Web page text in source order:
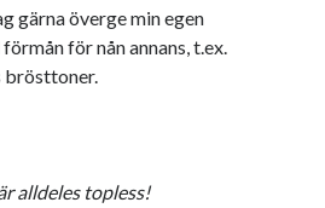
gärna överge min egen
för nån annans, t.ex.
brösttoner.
alldeles topless!